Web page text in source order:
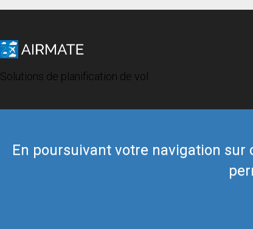
En poursuivant votre navigation sur
Solutions de planification de vol